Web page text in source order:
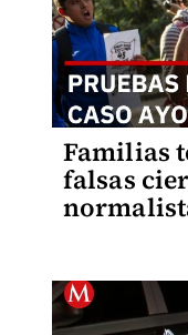
Familias
falsas